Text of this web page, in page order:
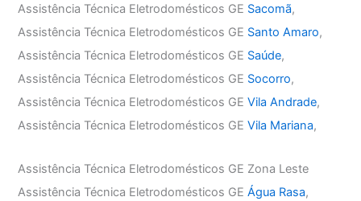
Assistência Técnica Eletrodomésticos GE Sacomã,
Assistência Técnica Eletrodomésticos GE Santo Amaro,
Assistência Técnica Eletrodomésticos GE Saúde,
Assistência Técnica Eletrodomésticos GE Socorro,
Assistência Técnica Eletrodomésticos GEVila Andrade,
Assistência Técnica Eletrodomésticos GEVila Mariana,
Assistência Técnica Eletrodomésticos GE Zona Leste
Assistência Técnica Eletrodomésticos GEÁgua Rasa,